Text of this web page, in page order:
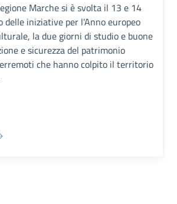
Marche si è svolta il 13 e 14
delle iniziative per l'Anno europeo
la due giorni di studio e buone
e sicurezza del patrimonio
che hanno colpito il territorio